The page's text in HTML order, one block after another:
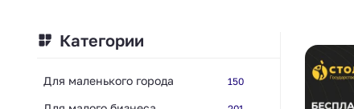
Категории
Для маленького города 150